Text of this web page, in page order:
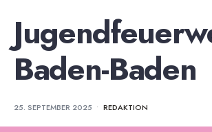
Baden-Baden
25. SEPTEMBER 2025 • REDAKTION